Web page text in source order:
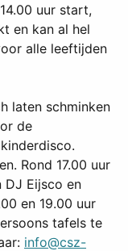
uur start,
en kan al hel
alle leeftijden
laten schminken
de
Rond 17.00 uur
Eijsco en
en 19.00 uur
tafels te
info@csz-